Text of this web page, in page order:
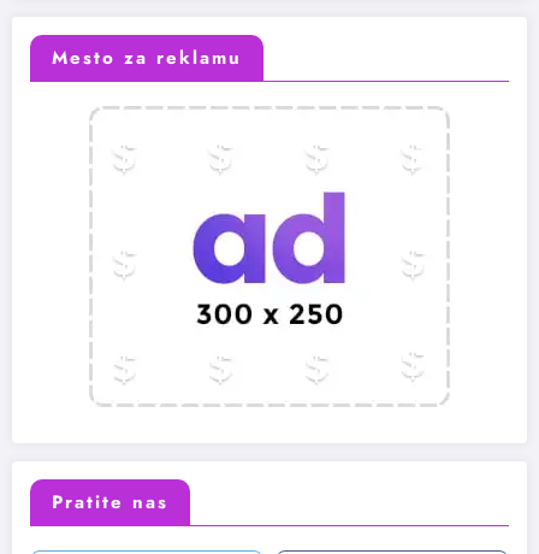
Mesto za reklamu
Pratite nas